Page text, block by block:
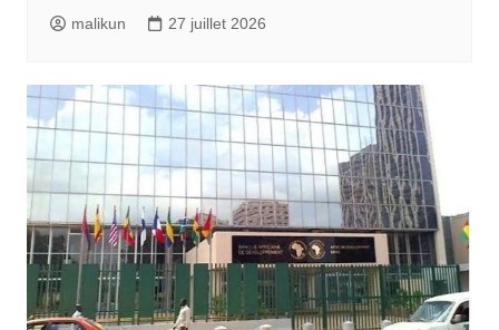
malikun 27 juillet 2026